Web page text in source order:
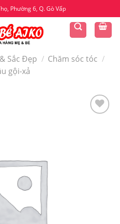
Phường 6, Q. Gò Vấp
Sắc Đẹp / Chăm sóc tóc /
gội-xả